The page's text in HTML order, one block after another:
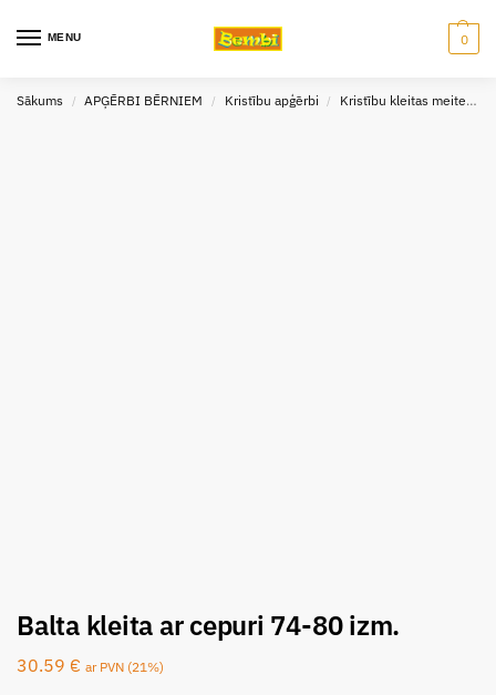
MENU 0
Sākums / APĢĒRBI BĒRNIEM / Kristību apģērbi / Kristību kleitas meitenēm
Balta kleita ar cepuri 74-80 izm.
30.59 € ar PVN (21%)